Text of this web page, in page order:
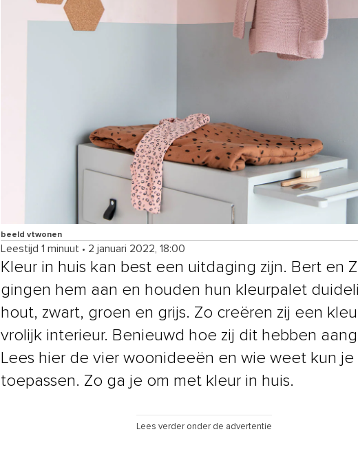
beeld vtwonen
Leestijd 1 minuut • 2 januari 2022, 18:00
Kleur in huis kan best een uitdaging zijn. Bert en
gingen hem aan en houden hun kleurpalet
hout, zwart, groen en grijs. Zo creëren zij een
vrolijk interieur. Benieuwd hoe zij dit hebben
Lees hier de vier woonideeën en wie weet kun je
toepassen. Zo ga je om met kleur in huis.
Lees verder onder de advertentie